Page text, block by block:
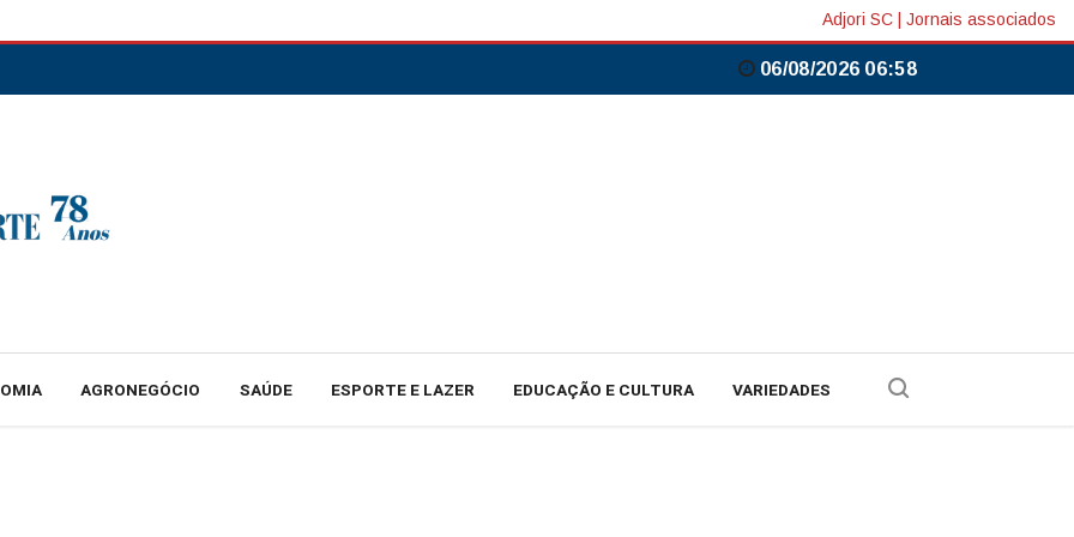
Adjori SC Jornais associados
06/08/2026 06:58
AGRONEGÓCIO SAÚDE ESPORTE E LAZER EDUCAÇÃO E CULTURA VARIEDADES